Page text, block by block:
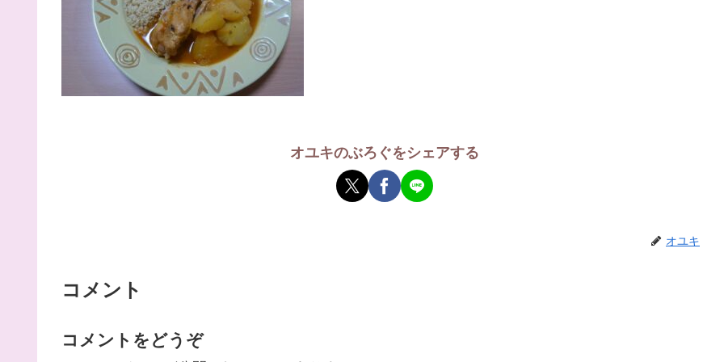
オユキのぶろぐをシェアする
オユキ
コメント
コメントをどうぞ